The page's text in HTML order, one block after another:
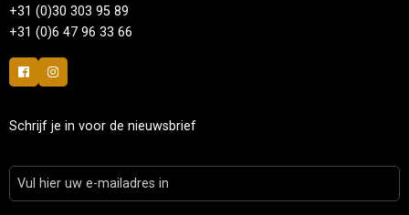
+31 (0)30 303 95 89
+31 (0)6 47 96 33 66
Schrijf je in voor de nieuwsbrief